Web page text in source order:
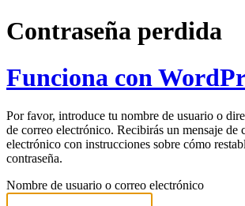
Contraseña perdida
Funciona con
Por favor, introduce tu nombre de usuario o
de correo electrónico. Recibirás un mensaje de
electrónico con instrucciones sobre cómo
contraseña.
Nombre de usuario o correo electrónico